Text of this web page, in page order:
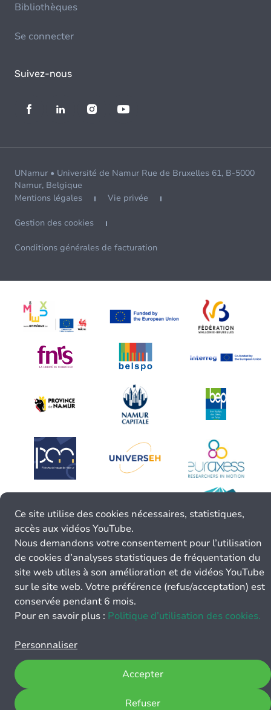
Bibliothèques
Se connecter
Suivez-nous
UNamur • Université de Namur Rue de Bruxelles 61, B-5000
Namur, Belgique
Mentions légales
Vie privée
Gestion des cookies
Conditions générales de facturation
Ce site utilise des cookies nécessaires, statistiques,
accès aux vidéos YouTube.
Nous demandons votre consentement pour l’utilisation
de cookies d’analyses statistiques de fréquentation du
site web utiles à son amélioration et de vidéos YouTube
sur le site web. Votre préférence (refus/acceptation) est
conservée pendant 6 mois.
Pour en savoir plus : Politique d’utilisation des cookies.
Personnaliser
Refuser
Accepter